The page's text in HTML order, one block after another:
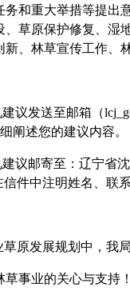
重大举措等提出
草原保护修复、湿
、林草宣传工作、
发送至邮箱（
阐述您的建议内容。
邮寄至：辽宁省沈
件中注明姓名、联
发展规划中，我局
事业的关心与支持！